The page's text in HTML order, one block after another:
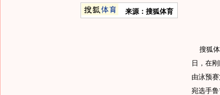
来源：搜狐体育
搜狐体
日，在
由泳预
宛选手